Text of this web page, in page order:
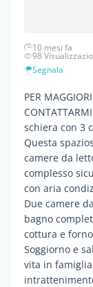
10 mesi fa
98
Segnala
PER
schiera con 3
Questa
camere da
complesso
con aria
Due camere
bagno
cottura e
Soggiorno e
vita in